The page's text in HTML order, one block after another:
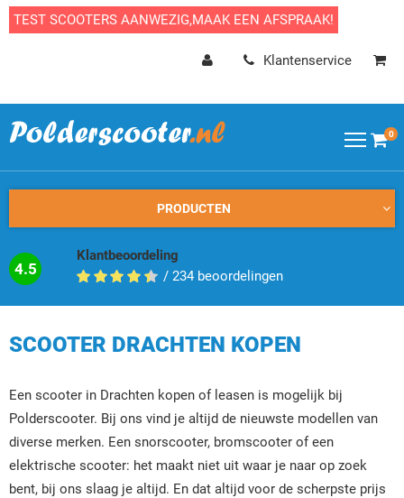
TEST SCOOTERS AANWEZIG,MAAK EEN AFSPRAAK!
Klantenservice
0
PRODUCTEN
4.5
Klantbeoordeling
/ 234 beoordelingen
SCOOTER DRACHTEN KOPEN
Een scooter in Drachten kopen of leasen is mogelijk bij
Polderscooter. Bij ons vind je altijd de nieuwste modellen van
diverse merken. Een snorscooter, bromscooter of een
elektrische scooter: het maakt niet uit waar je naar op zoek
bent, bij ons slaag je altijd. En dat altijd voor de scherpste prijs